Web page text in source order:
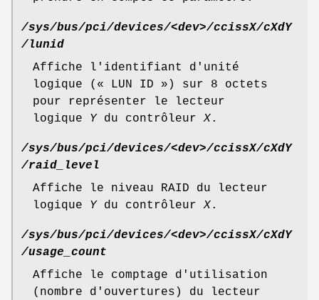
/sys/bus/pci/devices/<dev>/ccissX/cXdY
/lunid
Affiche l'identifiant d'unité
logique (« LUN ID ») sur 8 octets
pour représenter le lecteur
logique
Y du contrôleurX .
/sys/bus/pci/devices/<dev>/ccissX/cXdY
/raid_level
Affiche le niveau RAID du lecteur
logique
Y du contrôleurX .
/sys/bus/pci/devices/<dev>/ccissX/cXdY
/usage_count
Affiche le comptage d'utilisation
(nombre d'ouvertures) du lecteur